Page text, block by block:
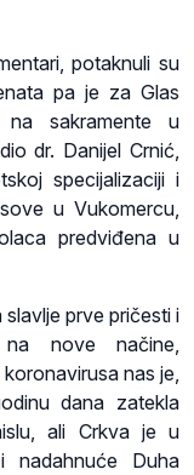
potaknuli su
pa je za Glas
na sakramente u
dr. Danijel Crnić,
specijalizaciji i
u Vukomercu,
predviđena u
prve pričesti i
nove načine,
nas je,
dana zatekla
ali Crkva je u
Duha